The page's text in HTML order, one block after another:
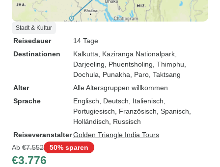
Stadt & Kultur
Reisedauer
14 Tage
Destinationen
Kalkutta , Kaziranga Nationalpark
Darjeeling , Phuentsholing , Thimphu
Dochula , Punakha , Paro , Taktsang
Alter
Alle Altersgruppen willkommen
Sprache
Englisch, Deutsch, Italienisch,
Portugiesisch, Französisch, Spanisch,
Holländisch, Russisch
ReiseveranstalterGolden Triangle India Tours
Ab €7.552 50% sparen
€3.776